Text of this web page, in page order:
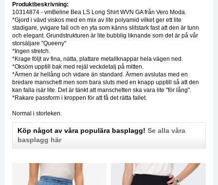
Produktbeskrivning:
10314874 - vmBeline Bea LS Long Shirt WVN GA från Vero Moda.
*Gjord i vävd viskos med en mix av lite polyamid vilket ger ett lite
stadigare, yvigare fall och en yta som känns slitstark fast att den är tunn
och elegant. Grundstrukturen är lite bubblig liknande som det är på vår
storsäljare "Queeny"
*Ingen stretch.
*Krage följt av fina, nätta, plattare metallknappar hela vägen ned.
*Oksöm upptill bak med rejäl veckdetalj på mitten.
*Ärmen är hellång och vidare än standard. Ärmen avslutas med en
bredare manschett men som bara sluts med en knapp upptill så att den
kan falla isär lite. Det är tänkt att manschetten ska vara lite "för lång".
*Rakare passform i kroppen för att få det rätta fallet.
Normal i storleken.
Köp något av våra populära basplagg! Se alla våra
basplagg här